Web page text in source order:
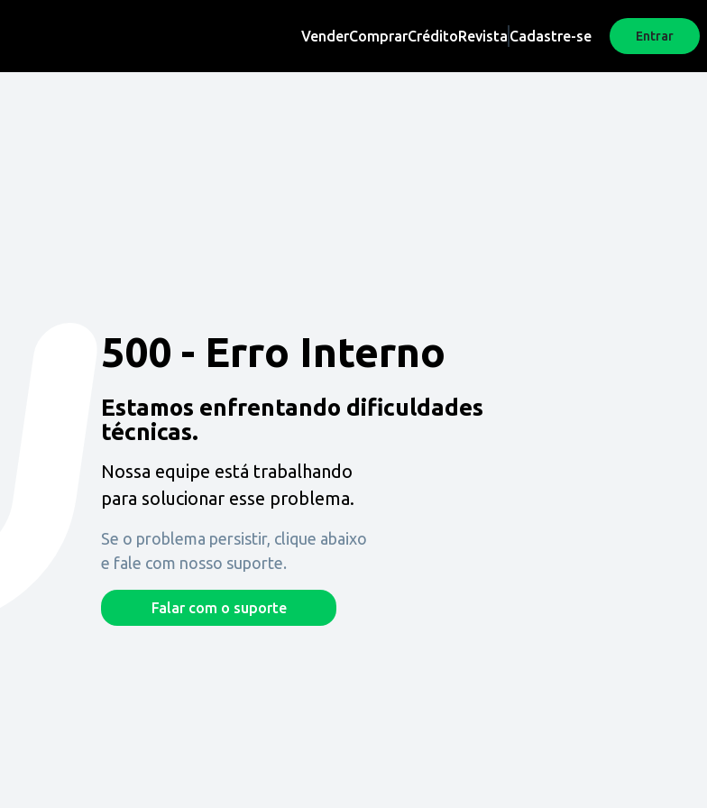
VenderComprarCréditoRevista Cadastre-se Entrar
500 - Erro Interno
Estamos enfrentando dificuldades
técnicas.
Nossa equipe está trabalhando
para solucionar esse problema.
Se o problema persistir, clique abaixo
e fale com nosso suporte.
Falar com o suporte